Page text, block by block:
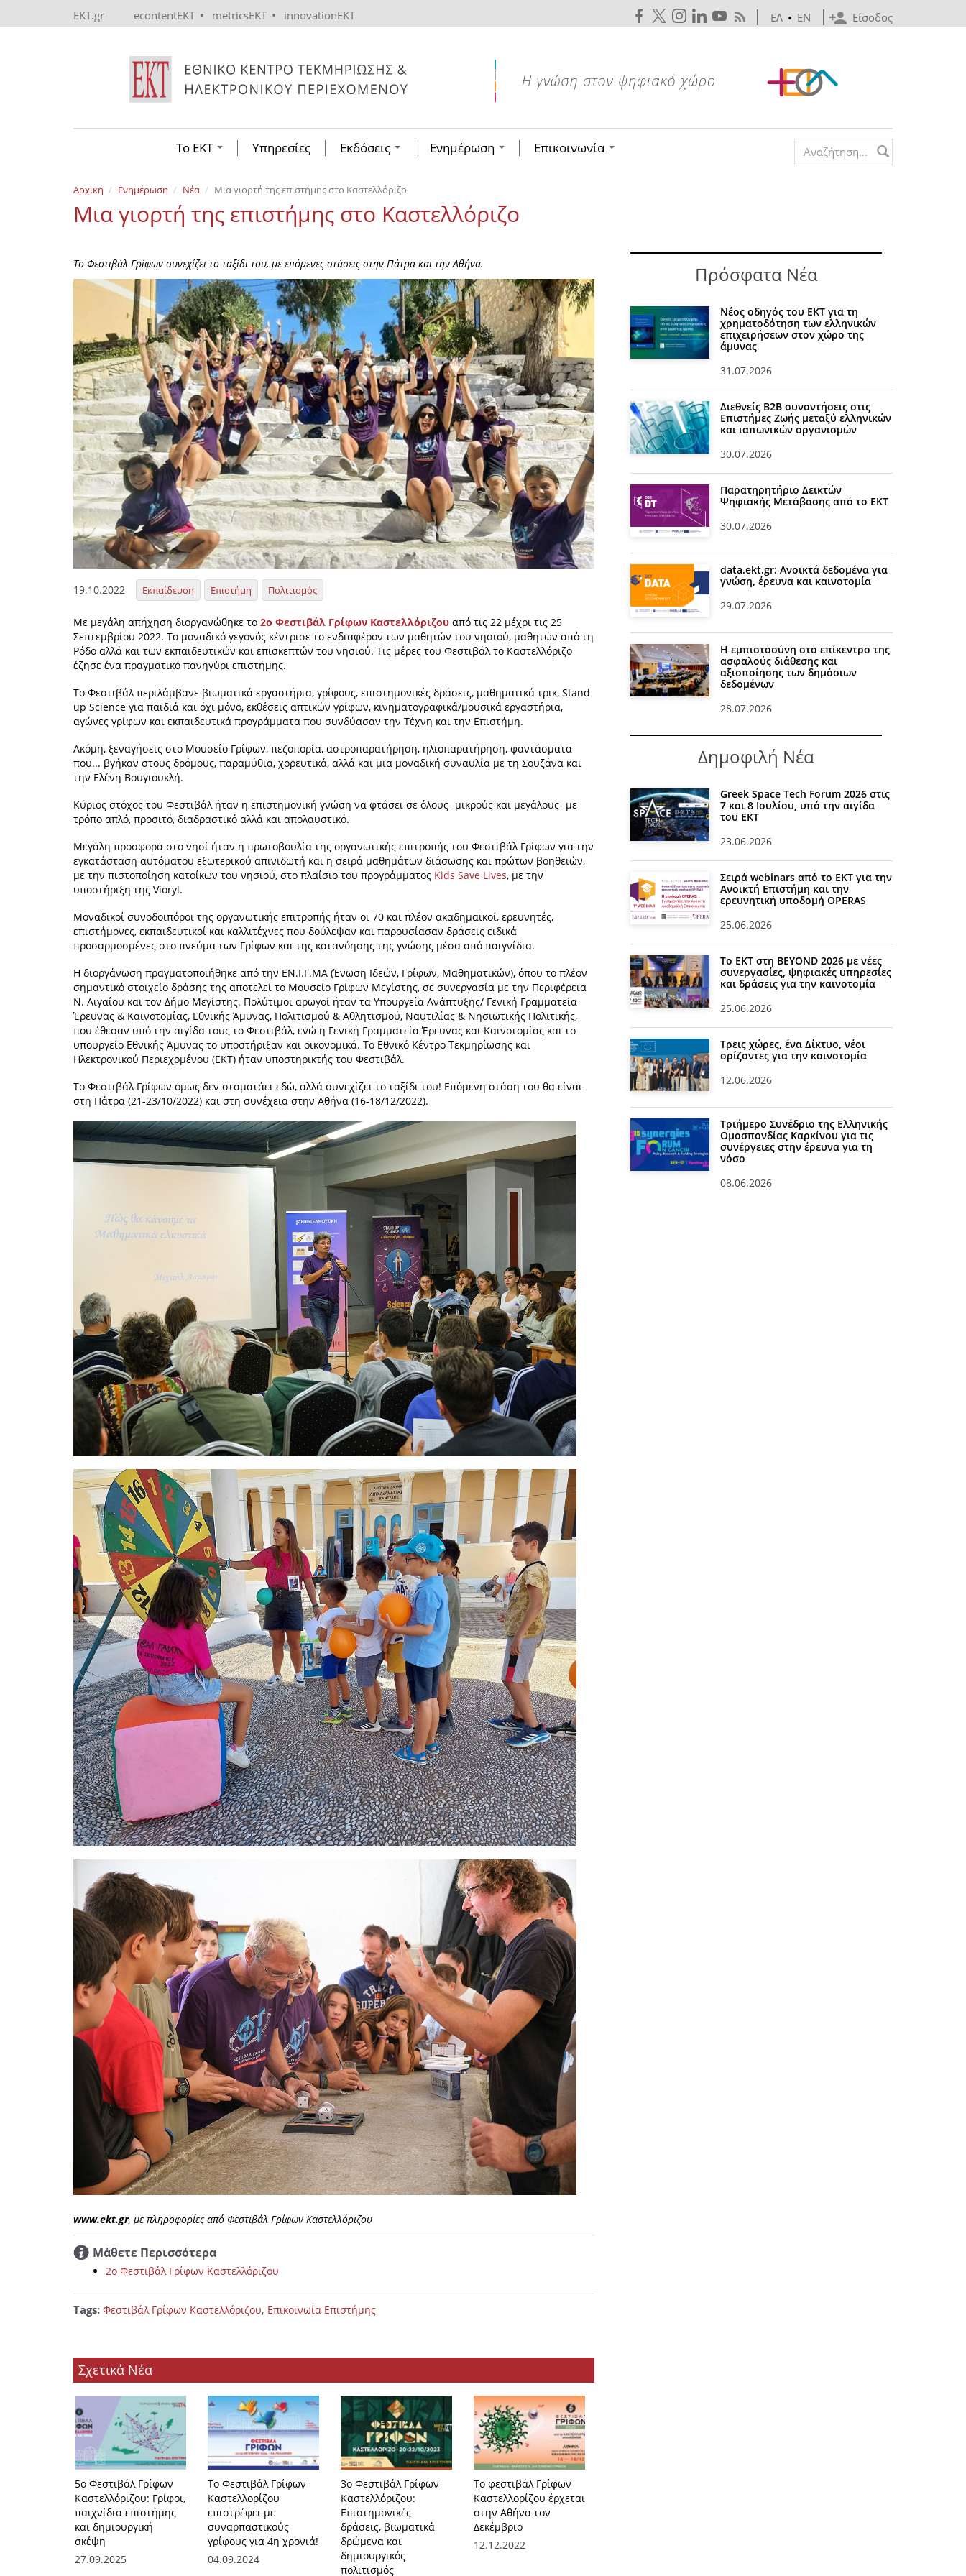
EKT.gr econtentEKT • metricsEKT • innovationEKT Είσοδος
ΕΛ • EN
Το ΕΚΤ Υπηρεσίες Εκδόσεις Ενημέρωση Επικοινωνία Search form
Αρχική Ενημέρωση Νέα Μια γιορτή της επιστήμης στο Καστελλόριζο
Μια γιορτή της επιστήμης στο Καστελλόριζο
Το Φεστιβάλ Γρίφων συνεχίζει το ταξίδι του, με επόμενες στάσεις στην Πάτρα και την Αθήνα.
19.10.2022 Εκπαίδευση Επιστήμη Πολιτισμός
Με μεγάλη απήχηση διοργανώθηκε το 2ο Φεστιβάλ Γρίφων Καστελλόριζου από τις 22 μέχρι τις 25
Σεπτεμβρίου 2022. Το μοναδικό γεγονός κέντρισε το ενδιαφέρον των μαθητών του νησιού, μαθητών από τη
Ρόδο αλλά και των εκπαιδευτικών και επισκεπτών του νησιού. Τις μέρες του Φεστιβάλ το Καστελλόριζο
έζησε ένα πραγματικό πανηγύρι επιστήμης.
Το Φεστιβάλ περιλάμβανε βιωματικά εργαστήρια, γρίφους, επιστημονικές δράσεις, μαθηματικά τρικ, Stand
up Science για παιδιά και όχι μόνο, εκθέσεις απτικών γρίφων, κινηματογραφικά/μουσικά εργαστήρια,
αγώνες γρίφων και εκπαιδευτικά προγράμματα που συνδύασαν την Τέχνη και την Επιστήμη.
Ακόμη, ξεναγήσεις στο Μουσείο Γρίφων, πεζοπορία, αστροπαρατήρηση, ηλιοπαρατήρηση, φαντάσματα
που... βγήκαν στους δρόμους, παραμύθια, χορευτικά, αλλά και μια μοναδική συναυλία με τη Σουζάνα και
την Ελένη Βουγιουκλή.
Κύριος στόχος του Φεστιβάλ ήταν η επιστημονική γνώση να φτάσει σε όλους -μικρούς και μεγάλους- με
τρόπο απλό, προσιτό, διαδραστικό αλλά και απολαυστικό.
Μεγάλη προσφορά στο νησί ήταν η πρωτοβουλία της οργανωτικής επιτροπής του Φεστιβάλ Γρίφων για την
εγκατάσταση αυτόματου εξωτερικού απινιδωτή και η σειρά μαθημάτων διάσωσης και πρώτων βοηθειών,
με την πιστοποίηση κατοίκων του νησιού, στο πλαίσιο του προγράμματος Kids Save Lives, με την
υποστήριξη της Vioryl.
Μοναδικοί συνοδοιπόροι της οργανωτικής επιτροπής ήταν οι 70 και πλέον ακαδημαϊκοί, ερευνητές,
επιστήμονες, εκπαιδευτικοί και καλλιτέχνες που δούλεψαν και παρουσίασαν δράσεις ειδικά
προσαρμοσμένες στο πνεύμα των Γρίφων και της κατανόησης της γνώσης μέσα από παιγνίδια.
Η διοργάνωση πραγματοποιήθηκε από την ΕΝ.Ι.Γ.ΜΑ (Ένωση Ιδεών, Γρίφων, Μαθηματικών), όπου το πλέον
σημαντικό στοιχείο δράσης της αποτελεί το Μουσείο Γρίφων Μεγίστης, σε συνεργασία με την Περιφέρεια
Ν. Αιγαίου και τον Δήμο Μεγίστης. Πολύτιμοι αρωγοί ήταν τα Υπουργεία Ανάπτυξης/ Γενική Γραμματεία
Έρευνας & Καινοτομίας, Εθνικής Άμυνας, Πολιτισμού & Αθλητισμού, Ναυτιλίας & Νησιωτικής Πολιτικής,
που έθεσαν υπό την αιγίδα τους το Φεστιβάλ, ενώ η Γενική Γραμματεία Έρευνας και Καινοτομίας και το
υπουργείο Εθνικής Άμυνας το υποστήριξαν και οικονομικά. Το Εθνικό Κέντρο Τεκμηρίωσης και
Ηλεκτρονικού Περιεχομένου (ΕΚΤ) ήταν υποστηρικτής του Φεστιβάλ.
Το Φεστιβάλ Γρίφων όμως δεν σταματάει εδώ, αλλά συνεχίζει το ταξίδι του! Επόμενη στάση του θα είναι
στη Πάτρα (21-23/10/2022) και στη συνέχεια στην Αθήνα (16-18/12/2022).
www.ekt.gr, με πληροφορίες από Φεστιβάλ Γρίφων Καστελλόριζου
Μάθετε Περισσότερα
2ο Φεστιβάλ Γρίφων Καστελλόριζου
Tags: Φεστιβάλ Γρίφων Καστελλόριζου, Επικοινωία Επιστήμης
Σχετικά Νέα
5ο Φεστιβάλ Γρίφων
Καστελλόριζου: Γρίφοι,
παιχνίδια επιστήμης
και δημιουργική
σκέψη
27.09.2025
Το Φεστιβάλ Γρίφων
Καστελλορίζου
επιστρέφει με
συναρπαστικούς
γρίφους για 4η χρονιά!
04.09.2024
3ο Φεστιβάλ Γρίφων
Καστελλόριζου:
Επιστημονικές
δράσεις, βιωματικά
δρώμενα και
δημιουργικός
πολιτισμός
Το φεστιβάλ Γρίφων
Καστελλορίζου έρχεται
στην Αθήνα τον
Δεκέμβριο
12.12.2022
Πρόσφατα Νέα
Νέος οδηγός του ΕΚΤ για τη
χρηματοδότηση των ελληνικών
επιχειρήσεων στον χώρο της
άμυνας
31.07.2026
Διεθνείς Β2Β συναντήσεις στις
Επιστήμες Ζωής μεταξύ ελληνικών
και ιαπωνικών οργανισμών
30.07.2026
Παρατηρητήριο Δεικτών
Ψηφιακής Μετάβασης από το ΕΚΤ
30.07.2026
data.ekt.gr: Ανοικτά δεδομένα για
γνώση, έρευνα και καινοτομία
29.07.2026
Η εμπιστοσύνη στο επίκεντρο της
ασφαλούς διάθεσης και
αξιοποίησης των δημόσιων
δεδομένων
28.07.2026
Δημοφιλή Νέα
Greek Space Tech Forum 2026 στις
7 και 8 Ιουλίου, υπό την αιγίδα
του ΕΚΤ
23.06.2026
Σειρά webinars από το ΕΚΤ για την
Ανοικτή Επιστήμη και την
ερευνητική υποδομή OPERAS
25.06.2026
Το ΕΚΤ στη BEYOND 2026 με νέες
συνεργασίες, ψηφιακές υπηρεσίες
και δράσεις για την καινοτομία
25.06.2026
Τρεις χώρες, ένα Δίκτυο, νέοι
ορίζοντες για την καινοτομία
12.06.2026
Τριήμερο Συνέδριο της Ελληνικής
Ομοσπονδίας Καρκίνου για τις
συνέργειες στην έρευνα για τη
νόσο
08.06.2026